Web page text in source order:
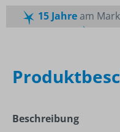
15 Jahream
Beschreibung